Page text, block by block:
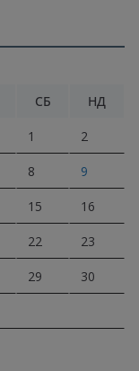
СБ НД
1 2
8 9
15 16
22 23
29 30